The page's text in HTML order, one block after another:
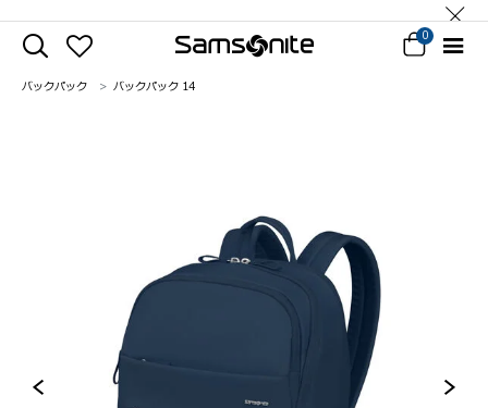
0
バックパック バックパック 14